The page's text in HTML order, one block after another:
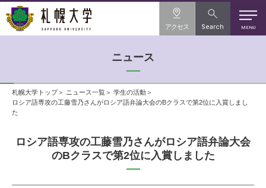
MENU
アクセス Search
ニュース
札幌大学トップ ニュース一覧
学生の活動
ロシア語専攻の工藤雪乃さんがロシア語弁論大会のBクラスで第2位に入賞しまし
た
ロシア語専攻の工藤雪乃さんがロシア語弁論大会
のBクラスで第2位に入賞しました